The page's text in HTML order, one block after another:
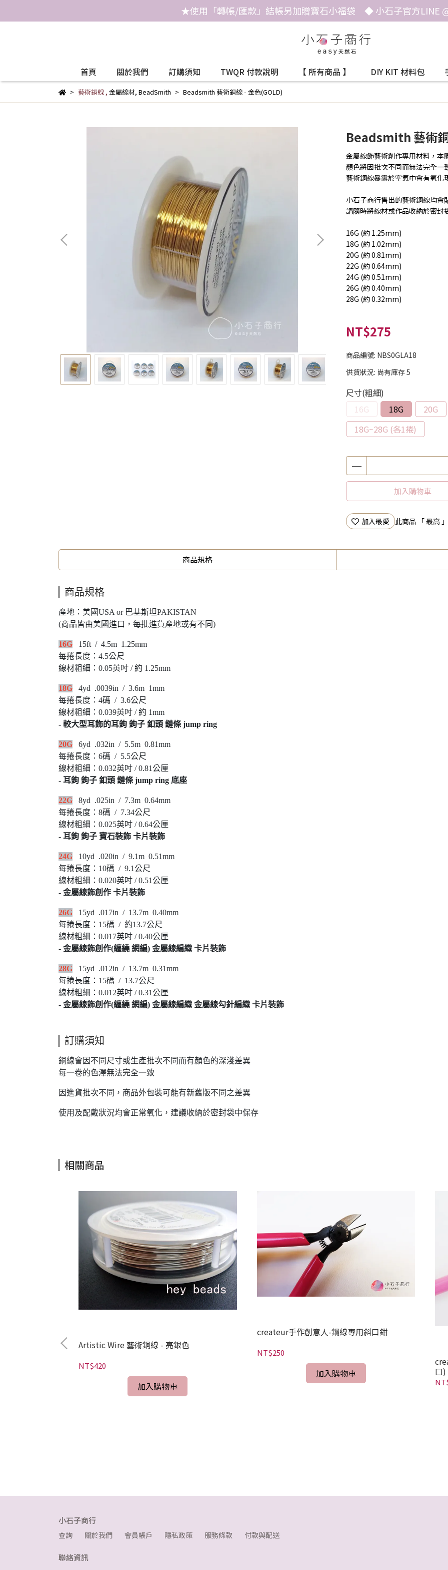
★使用「轉帳/匯款」結帳另加贈寶石小福袋 ◆ 小石子官方LINE
首頁 關於我們 訂購須知 TWQR 付款說明 【 所有商品 】 DIY KIT 材料包
藝術銅線, 金屬線材, BeadSmith Beadsmith 藝術銅線 - 金色(GOLD)
Beadsmith 藝術
金屬線飾藝術創作專用材料，本
顏色將因批次不同而無法完全一
藝術銅線暴露於空氣中會有氧化
小石子商行售出的藝術銅線均會
請隨時將線材或作品收納於密封
16G (約 1.25mm)
18G (約 1.02mm)
20G (約 0.81mm)
22G (約 0.64mm)
24G (約 0.51mm)
26G (約 0.40mm)
28G (約 0.32mm)
NT$275
商品編號: NBS0GLA18
供貨狀況: 尚有庫存 5
尺寸(粗細)
16G
18G 20G
18G~28G (各1捲)
加入購物車
加入最愛 此商品 「 最高
商品規格
商品規格
產地：美國USA or 巴基斯坦PAKISTAN
(商品皆由美國進口，每批進貨產地或有不同)
16G
15ft / 4.5m 1.25mm
每捲長度：4.5公尺
線材粗細：0.05英吋 / 約 1.25mm
18G
4yd .0039in / 3.6m 1mm
每捲長度：4碼 / 3.6公尺
線材粗細：0.039英吋 / 約 1mm
- 較大型耳飾的耳鉤 鉤子 釦頭 鏈條 jump ring
20G
6yd .032in / 5.5m 0.81mm
每捲長度：6碼 / 5.5公尺
線材粗細：0.032英吋 / 0.81公厘
- 耳鉤 鉤子 釦頭 鏈條 jump ring 底座
22G
8yd .025in / 7.3m 0.64mm
每捲長度：8碼 / 7.34公尺
線材粗細：0.025英吋 / 0.64公厘
- 耳鉤 鉤子 寶石裝飾 卡片裝飾
24G
10yd .020in / 9.1m 0.51mm
每捲長度：10碼 / 9.1公尺
線材粗細：0.020英吋 / 0.51公厘
- 金屬線飾創作 卡片裝飾
26G
15yd .017in / 13.7m 0.40mm
每捲長度：15碼 / 約13.7公尺
線材粗細：0.017英吋 / 0.40公厘
- 金屬線飾創作(纏繞 網編) 金屬線編織 卡片裝飾
28G
15yd .012in / 13.7m 0.31mm
每捲長度：15碼 / 13.7公尺
線材粗細：0.012英吋 / 0.31公厘
- 金屬線飾創作(纏繞 網編) 金屬線編織 金屬線勾針編織 卡片裝飾
訂購須知
銅線會因不同尺寸或生產批次不同而有顏色的深淺差異
每一卷的色澤無法完全一致
因進貨批次不同，商品外包裝可能有新舊版不同之差異
使用及配戴狀況均會正常氧化，建議收納於密封袋中保存
相關商品
Artistic Wire 藝術銅線 - 亮銀色
NT$420
加入購物車
createur手作創意人-鋼線專用斜口鉗
NT$250
加入購物車
口)
小石子商行
查詢 關於我們 會員帳戶 隱私政策 服務條款 付款與配送
聯絡資訊